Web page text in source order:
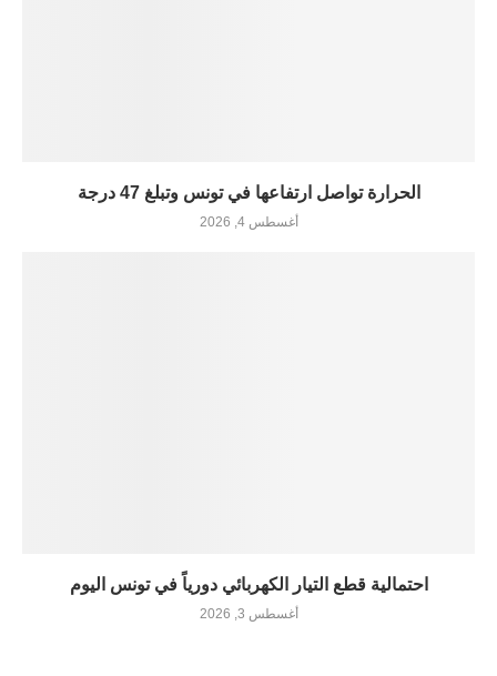
الحرارة تواصل ارتفاعها في تونس وتبلغ 47 درجة
أغسطس 4, 2026
احتمالية قطع التيار الكهربائي دورياً في تونس اليوم
أغسطس 3, 2026